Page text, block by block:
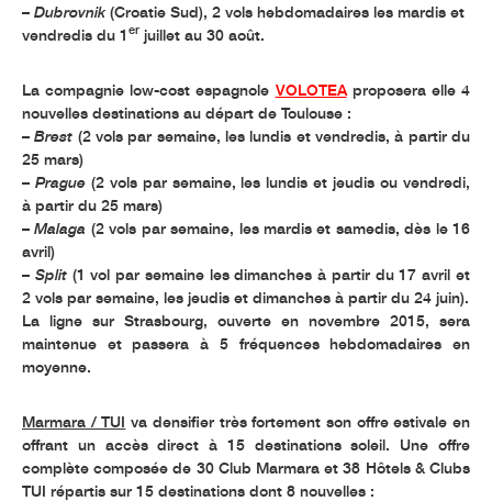
– Dubrovnik(Croatie Sud), 2 vols hebdomadaires les mardis et
vendredis du 1 er juillet au 30 août.
La compagnie low-cost espagnole VOLOTEA proposera elle 4
nouvelles destinations au départ de Toulouse :
–Brest (2 vols par semaine, les lundis et vendredis, à partir du
25 mars)
– Prague(2 vols par semaine, les lundis et jeudis ou vendredi,
à partir du 25 mars)
–Malaga (2 vols par semaine, les mardis et samedis, dès le 16
avril)
– Split(1 vol par semaine les dimanches à partir du 17 avril et
2 vols par semaine, les jeudis et dimanches à partir du 24 juin).
La ligne sur Strasbourg, ouverte en novembre 2015, sera
maintenue et passera à 5 fréquences hebdomadaires en
moyenne.
Marmara / TUI va densifier très fortement son offre estivale en
offrant un accès direct à 15 destinations soleil. Une offre
complète composée de 30 Club Marmara et 38 Hôtels & Clubs
TUI répartis sur 15 destinations dont 8 nouvelles :